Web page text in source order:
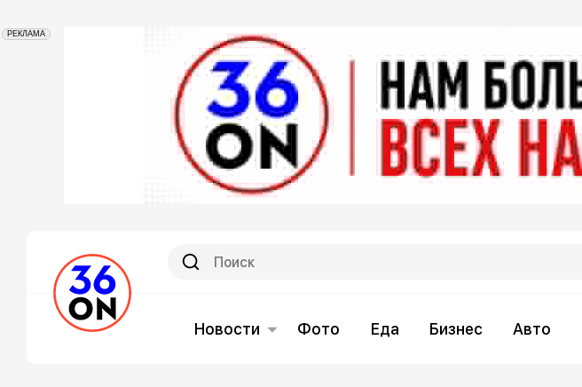
РЕКЛАМА
Новости Фото Еда Бизнес Авто